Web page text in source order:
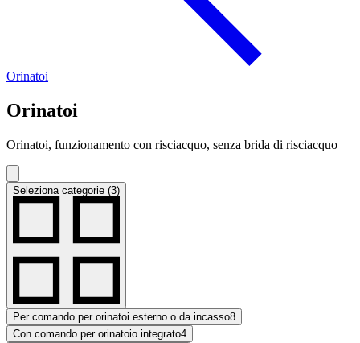
Orinatoi
Orinatoi
Orinatoi, funzionamento con risciacquo, senza brida di risciacquo
Seleziona categorie (3)
Per comando per orinatoi esterno o da incasso8
Con comando per orinatoio integrato4